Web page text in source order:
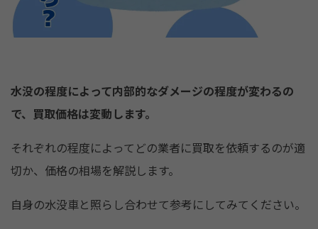
水没の程度によって内部的なダメージの程度が変わるの
で、買取価格は変動します。
それぞれの程度によってどの業者に買取を依頼するのが適
切か、価格の相場を解説します。
自身の水没車と照らし合わせて参考にしてみてください。